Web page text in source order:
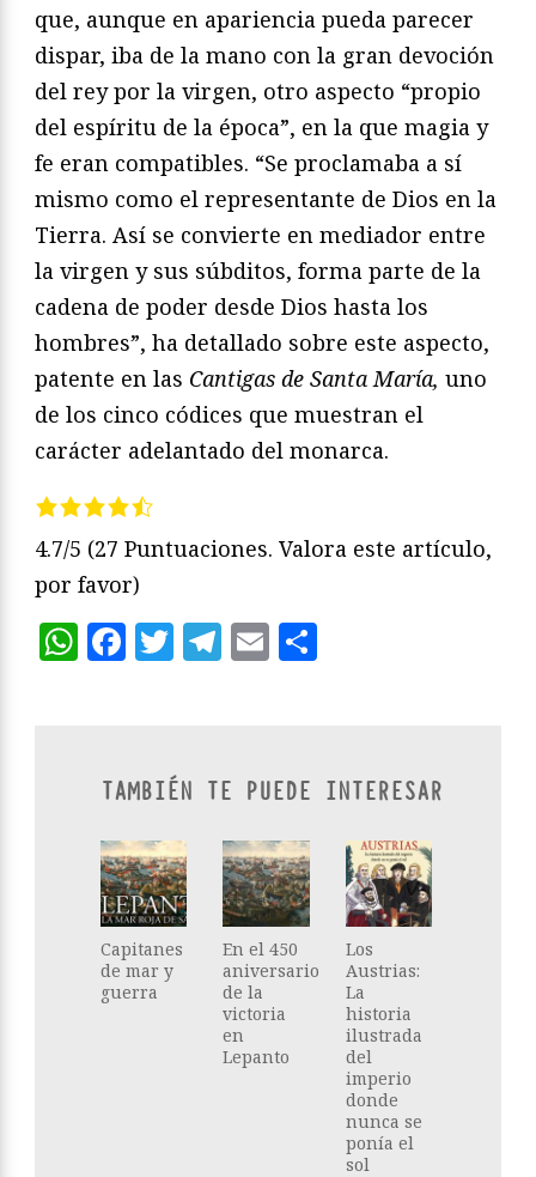
que, aunque en apariencia pueda parecer
dispar, iba de la mano con la gran devoción
del rey por la virgen, otro aspecto “propio
del espíritu de la época”, en la que magia y
fe eran compatibles. “Se proclamaba a sí
mismo como el representante de Dios en la
Tierra. Así se convierte en mediador entre
la virgen y sus súbditos, forma parte de la
cadena de poder desde Dios hasta los
hombres”, ha detallado sobre este aspecto,
patente en las Cantigas de Santa María, uno
de los cinco códices que muestran el
carácter adelantado del monarca.
4.7/5 (27 Puntuaciones. Valora este artículo,
por favor)
WhatsApp
Facebook
Twitter
Telegram
Email
TAMBIÉN TE PUEDE INTERESAR
Capitanes
de mar y
guerra
En el 450
aniversario
de la
victoria
en
Lepanto
Los
Austrias:
La
historia
ilustrada
del
imperio
donde
nunca se
ponía el
sol